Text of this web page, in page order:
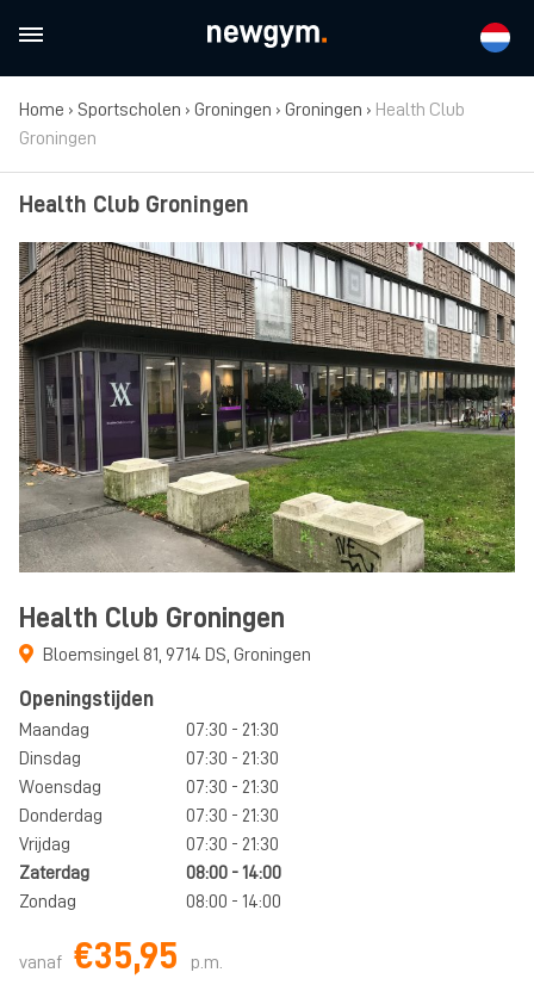
Home › Sportscholen › Groningen › Groningen › Health Club
Groningen
Health Club Groningen
Health Club Groningen
Bloemsingel 81, 9714 DS, Groningen
Openingstijden
Maandag
07:30 - 21:30
Dinsdag
07:30 - 21:30
Woensdag
07:30 - 21:30
Donderdag
07:30 - 21:30
Vrijdag
07:30 - 21:30
Zaterdag
08:00 - 14:00
Zondag
08:00 - 14:00
vanaf €35,95 p.m.